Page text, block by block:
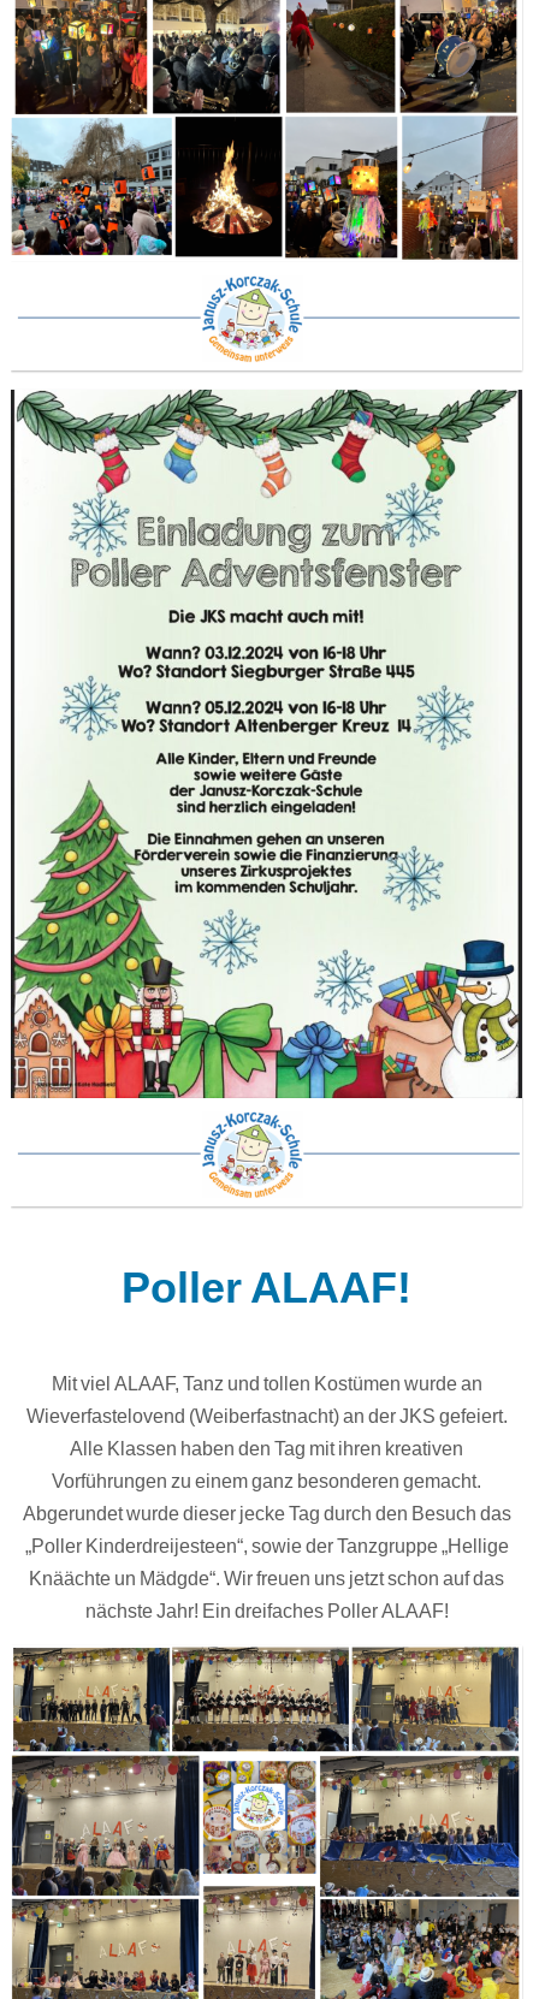
Poller ALAAF!
Mit viel ALAAF, Tanz und tollen Kostümen wurde an
Wieverfastelovend (Weiberfastnacht) an der JKS gefeiert.
Alle Klassen haben den Tag mit ihren kreativen
Vorführungen zu einem ganz besonderen gemacht.
Abgerundet wurde dieser jecke Tag durch den Besuch das
„Poller Kinderdreijesteen“, sowie der Tanzgruppe „Hellige
Knäächte un Mädgde“. Wir freuen uns jetzt schon auf das
nächste Jahr! Ein dreifaches Poller ALAAF!